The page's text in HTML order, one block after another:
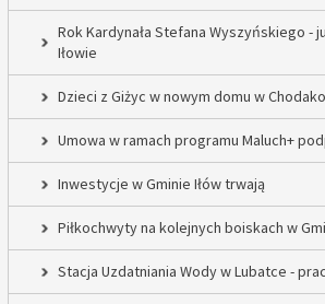
Rok Kardynała Stefana Wyszyńskiego -
Iłowie
Dzieci z Giżyc w nowym domu w
Umowa w ramach programu Maluch+
Inwestycje w Gminie Iłów trwają
Piłkochwyty na kolejnych boiskach w
Stacja Uzdatniania Wody w Lubatce -